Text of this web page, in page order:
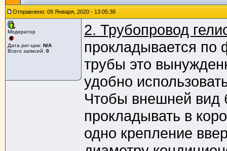
Отправлено: 09 Января, 2020 - 13:05:38
Модератор
Дата рег-ции: N/A
Всего записей: 0
2. Трубопровод
прокладывается по
трубы это
удобно
Чтобы внешней вид
прокладывать в
одно крепление